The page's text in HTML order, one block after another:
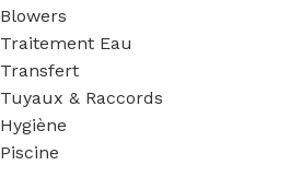
Blowers
Traitement Eau
Transfert
Tuyaux & Raccords
Hygiène
Piscine